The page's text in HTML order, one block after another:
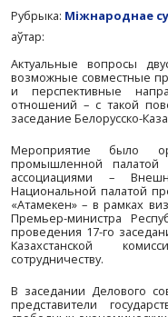
Галоўная -
Міжнароднае
РУБРИКИ
№ 3, 2022
Рубрыка:
аўтар:
Актуальные
возможные
и перспективные
отношений – с
заседание